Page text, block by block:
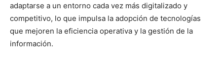
adaptarse a un entorno cada vez más digitalizado y
competitivo, lo que impulsa la adopción de tecnologías
que mejoren la eficiencia operativa y la gestión de la
información.